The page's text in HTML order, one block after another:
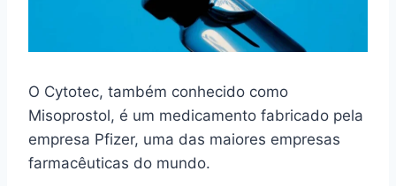
O Cytotec, também conhecido como
Misoprostol, é um medicamento fabricado pela
empresa Pfizer, uma das maiores empresas
farmacêuticas do mundo.